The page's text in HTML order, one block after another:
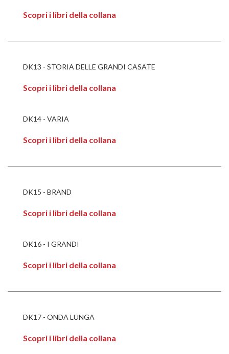
Scopri i libri della collana
DK13 - STORIA DELLE GRANDI CASATE
Scopri i libri della collana
DK14 - VARIA
Scopri i libri della collana
DK15 - BRAND
Scopri i libri della collana
DK16 - I GRANDI
Scopri i libri della collana
DK17 - ONDA LUNGA
Scopri i libri della collana